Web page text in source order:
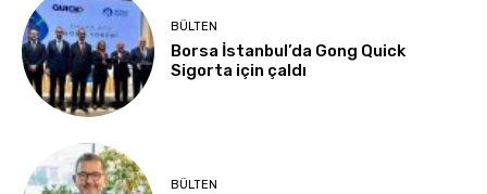
BÜLTEN
Borsa İstanbul’da Gong Quick
Sigorta için çaldı
BÜLTEN